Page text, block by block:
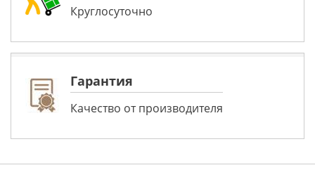
Круглосуточно
Гарантия
Качество от производителя